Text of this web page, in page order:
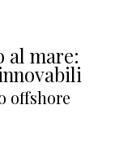
al mare:
offshore